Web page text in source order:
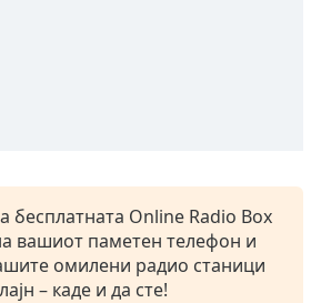
бесплатната Online Radio Box
вашиот паметен телефон и
омилени радио станици
– каде и да сте!